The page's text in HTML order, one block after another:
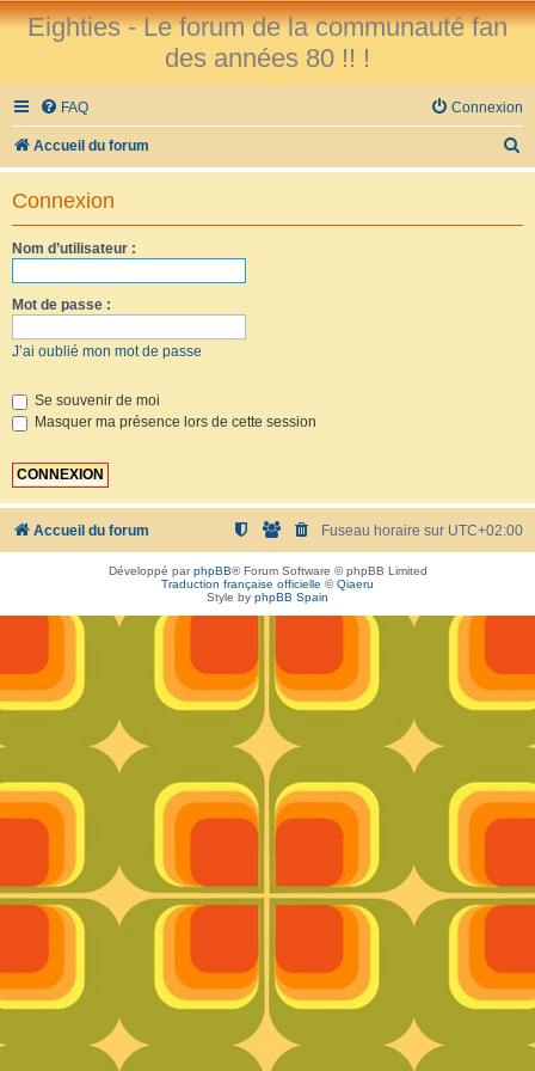
Eighties - Le forum de la communauté fan
des années 80 !! !
FAQ Connexion
Accueil du forum
e
Connexion
Nom d’utilisateur :
Mot de passe :
J’ai oublié mon mot de passe
Se souvenir de moi
Masquer ma présence lors de cette session
Accueil du forum Fuseau horaire sur UTC+02:00
Développé parphpBB® Forum Software © phpBB Limited
Traduction française officielle ©Qiaeru
Style by phpBB Spain